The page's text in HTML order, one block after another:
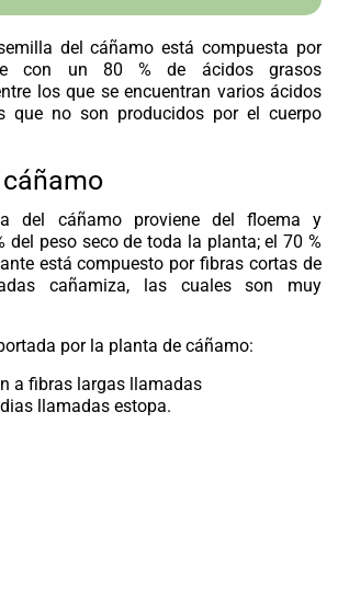
del cáñamo está compuesta por
con un 80 % de ácidos grasos
los que se encuentran varios ácidos
que no son producidos por el cuerpo
del cáñamo proviene del floema y
del peso seco de toda la planta; el 70 %
está compuesto por fibras cortas de
cañamiza, las cuales son muy
por la planta de cáñamo:
a fibras largas llamadas
llamadas estopa.